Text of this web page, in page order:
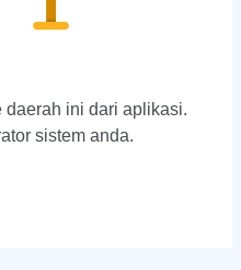
ini dari aplikasi.
sistem anda.